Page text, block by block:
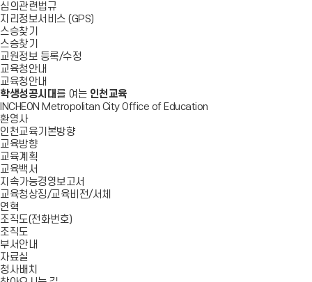
심의관련법규
지리정보서비스 (GPS)
스승찾기
스승찾기
교원정보 등록/수정
교육청안내
교육청안내
학생성공시대 를 여는 인천교육
INCHEON Metropolitan City Office of Education
환영사
인천교육기본방향
교육방향
교육계획
교육백서
지속가능경영보고서
교육청상징/교육비전/서체
연혁
조직도(전화번호)
조직도
부서안내
자료실
청사배치